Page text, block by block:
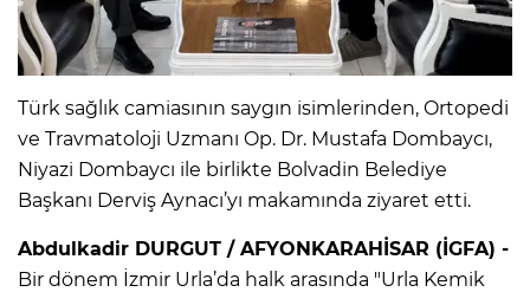
Türk sağlık camiasının saygın isimlerinden, Ortopedi
ve Travmatoloji Uzmanı Op. Dr. Mustafa Dombaycı,
Niyazi Dombaycı ile birlikte Bolvadin Belediye
Başkanı Derviş Aynacı’yı makamında ziyaret etti.
Abdulkadir DURGUT / AFYONKARAHİSAR (İGFA) -
Bir dönem İzmir Urla’da halk arasında "Urla Kemik